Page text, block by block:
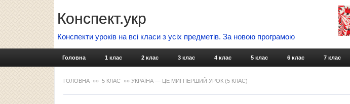
Конспект.укр
Конспекти уроків на всі класи з усіх предметів. За новою програмою
Головна 1 клас 2 клас 3 клас 4 клас 5 клас 6 клас 7 клас
ГОЛОВНА »» 5 КЛАС »» УКРАЇНА — ЦЕ МИ! ПЕРШИЙ УРОК (5 КЛАС)